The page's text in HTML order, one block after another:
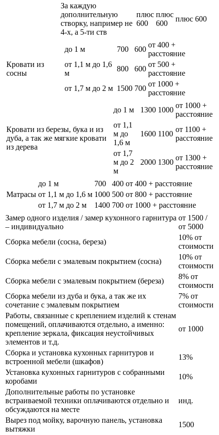
За каждую
дополнительную
створку, например не
4-х, а 5-ти ств
плюс
600
плюс
600
плюс 600
Кровати из
сосны
до 1 м 700 600
от 400 +
расстояние
от 1,1 м до 1,6
м
800 600
от 500 +
расстояние
от 1,7 м до 2 м 1500 700
от 1000 +
расстояние
Кровати из березы, бука и из
дуба, а так же мягкие кровати
из дерева
до 1 м 1300 1000
от 1000 +
расстояние
от 1,1
м до
1,6 м
1600 1100
от 1100 +
расстояние
от 1,7
м до 2
м
2000 1300
от 1300 +
расстояние
Матрасы
до 1 м 700 400 от 400 + расстояние
от 1,1 м до 1,6 м 1000 500 от 800 + расстояние
от 1,7 м до 2 м
1400 700 от 1000 + расстояние
Замер одного изделия / замер кухонного гарнитура
– индивидуально
от 1500 /
от 5000
Сборка мебели (сосна, береза)
10% от
стоимости
Сборка мебели с эмалевым покрытием (сосна)
10% от
стоимости
Сборка мебели с эмалевым покрытием (береза)
8% от
стоимости
Сборка мебели из дуба и бука, а так же их
сочетание с эмалевым покрытием
7% от
стоимости
Работы, связанные с креплением изделий к стенам
помещений, оплачиваются отдельно, а именно:
крепление зеркала, фиксация неустойчивых
элементов и т.д.
от 1000
Сборка и установка кухонных гарнитуров и
встроенной мебели (шкафов)
13%
Установка кухонных гарнитуров с собранными
коробами
10%
Дополнительные работы по установке
встраиваемой техники оплачиваются отдельно и
обсуждаются на месте
инд.
Вырез под мойку, варочную панель, установка
вытяжки
1500